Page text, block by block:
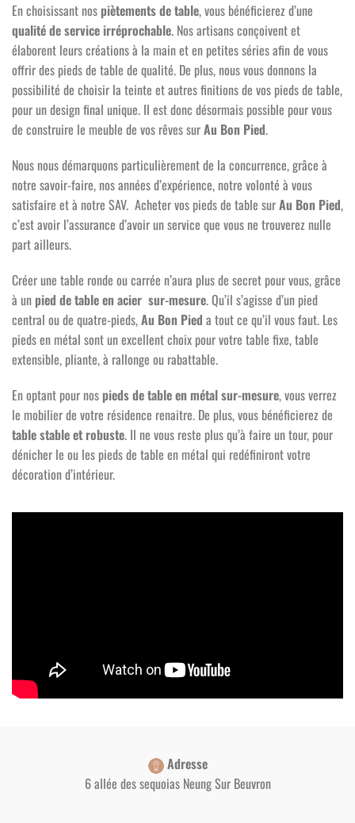
En choisissant nospiètements de table, vous bénéficierez d’une
qualité de service irréprochable. Nos artisans conçoivent et
élaborent leurs créations à la main et en petites séries afin de vous
offrir des pieds de table de qualité. De plus, nous vous donnons la
possibilité de choisir la teinte et autres finitions de vos pieds de table,
pour un design final unique. Il est donc désormais possible pour vous
de construire le meuble de vos rêves surAu Bon Pied.
Nous nous démarquons particulièrement de la concurrence, grâce à
notre savoir-faire, nos années d’expérience, notre volonté à vous
satisfaire et à notre SAV. Acheter vos pieds de table surAu Bon Pied,
c’est avoir l’assurance d’avoir un service que vous ne trouverez nulle
part ailleurs.
Créer une table ronde ou carrée n’aura plus de secret pour vous, grâce
à unpied de table en acier sur-mesure. Qu’il s’agisse d’un pied
central ou de quatre-pieds,Au Bon Pied a tout ce qu’il vous faut. Les
pieds en métal sont un excellent choix pour votre table fixe, table
extensible, pliante, à rallonge ou rabattable.
En optant pour nospieds de table en métal sur-mesure, vous verrez
le mobilier de votre résidence renaitre. De plus, vous bénéficierez de
table stable et robuste. Il ne vous reste plus qu’à faire un tour, pour
dénicher le ou les pieds de table en métal qui redéfiniront votre
décoration d’intérieur.
Adresse
6 allée des sequoias Neung Sur Beuvron